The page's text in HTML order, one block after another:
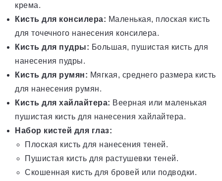
крема.
Кисть для консилера: Маленькая, плоская кисть
для точечного нанесения консилера.
Кисть для пудры: Большая, пушистая кисть для
нанесения пудры.
Кисть для румян: Мягкая, среднего размера кисть
для нанесения румян.
Кисть для хайлайтера: Веерная или маленькая
пушистая кисть для нанесения хайлайтера.
Набор кистей для глаз:
Плоская кисть для нанесения теней.
Пушистая кисть для растушевки теней.
Скошенная кисть для бровей или подводки.